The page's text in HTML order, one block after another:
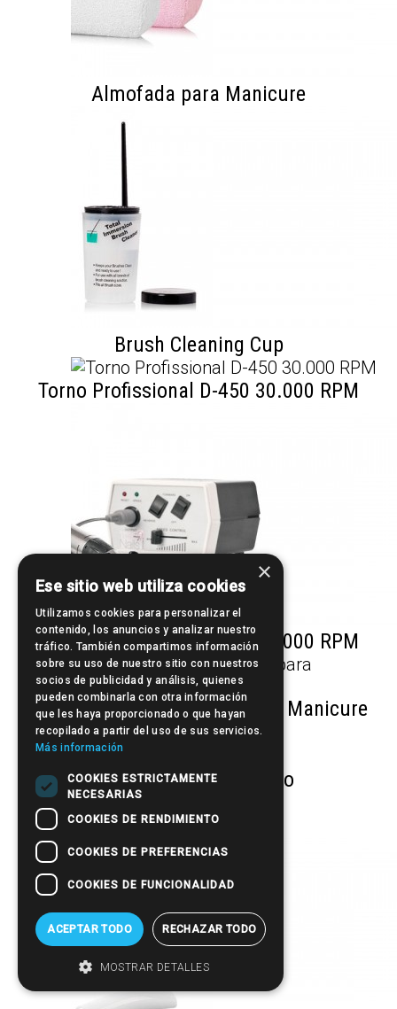
Almofada para Manicure
Brush Cleaning Cup
Torno Profissional D-450 30.000 RPM
Torno Profissional D-400 30.000 RPM
Micromotor Profissional para Manicure
Easy
Lâmpada UV do prego
Nail Form
×
Ese sitio web utiliza cookies
Utilizamos cookies para personalizar el
contenido, los anuncios y analizar nuestro
tráfico. También compartimos información
sobre su uso de nuestro sitio con nuestros
socios de publicidad y análisis, quienes
pueden combinarla con otra información
que les haya proporcionado o que hayan
recopilado a partir del uso de sus servicios.
Más información
COOKIES ESTRICTAMENTE
NECESARIAS
COOKIES DE RENDIMIENTO
COOKIES DE PREFERENCIAS
COOKIES DE FUNCIONALIDAD
ACEPTAR TODO RECHAZAR TODO
MOSTRAR DETALLES